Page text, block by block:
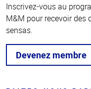
Inscrivez-vous au
M&M pour recevoir des
sensas.
Devenez membre